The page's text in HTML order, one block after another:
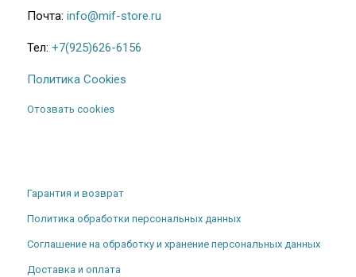
Почта: info@mif-store.ru
Тел: +7(925)626-6156
Политика Cookies
Отозвать cookies
Гарантия и возврат
Политика обработки персональных данных
Соглашение на обработку и хранение персональных данных
Доставка и оплата